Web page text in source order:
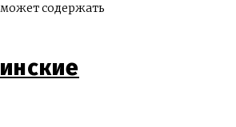
содержать